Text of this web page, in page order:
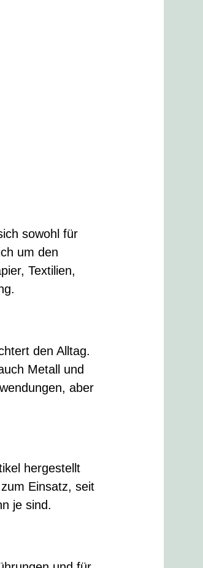
sowohl für
um den
Textilien,
den Alltag.
Metall und
aber
hergestellt
Einsatz, seit
je sind.